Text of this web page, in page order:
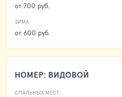
от 700 руб.
ЗИМА:
от 600 руб.
НОМЕР: ВИДОВОЙ
СПАЛЬНЫХ МЕСТ: